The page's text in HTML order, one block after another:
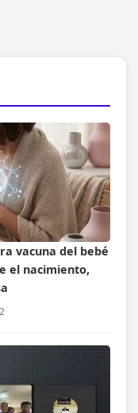
vacuna del bebé
el nacimiento,